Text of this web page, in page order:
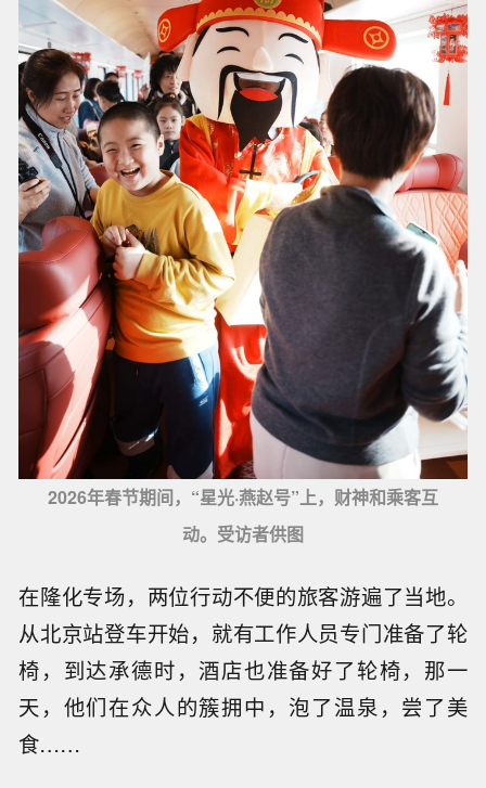
2026年春节期间，“星光·燕赵号”上，财神和乘客互
动。受访者供图
在隆化专场，两位行动不便的旅客游遍了当地。
从北京站登车开始，就有工作人员专门准备了轮
椅，到达承德时，酒店也准备好了轮椅，那一
天，他们在众人的簇拥中，泡了温泉，尝了美
食……